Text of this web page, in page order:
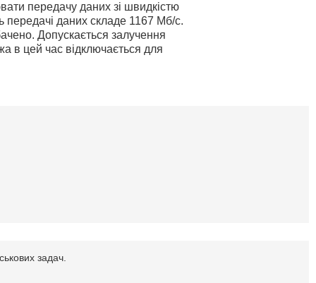
передачу даних зі швидкістю
передачі даних складе 1167 Мб/с.
Допускається залучення
в цей час відключається для
задач.